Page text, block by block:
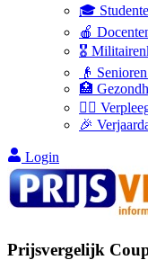
🎓
🍎
🎖️
👴
🏥
👩‍⚕️
🎉
Login
Prijsvergelijk